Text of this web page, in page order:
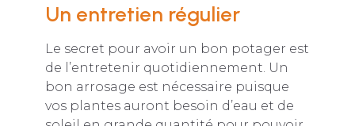
Un entretien régulier
Le secret pour avoir un bon potager est
de l’entretenir quotidiennement. Un
bon arrosage est nécessaire puisque
vos plantes auront besoin d’eau et de